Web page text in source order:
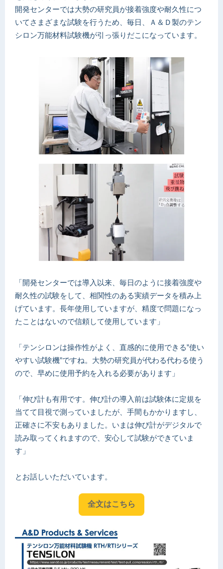
開発センターでは大勢の研究員が接着強度や耐久性につ
いてさまざまな試験を行うため、毎日、Ａ＆Ｄ製のテン
シロン万能材料試験機が引っ張りだこになっています。
「開発センターでは導入以来、毎日のように接着強度や
耐久性の試験をして、相関性のある実績データを積み上
げています。長年使用していますが、精度で問題になっ
たことはないので信頼して使用しています」
「テンシロンは操作性がよく、直感的に使用できる”使い
やすい試験機”ですね。大勢の研究員が代わる代わる使う
ので、早めに使用予約を入れる必要があります」
「伸び計も有用です。伸び計の導入前は試験体に定規を
当てて目視で測っていましたが、手間もかかりますし、
正確さに不安もありました。いまは伸び計がデジタルで
読み取ってくれますので、安心して試験ができていま
す」
とお話しいただいています。
全文はこちら